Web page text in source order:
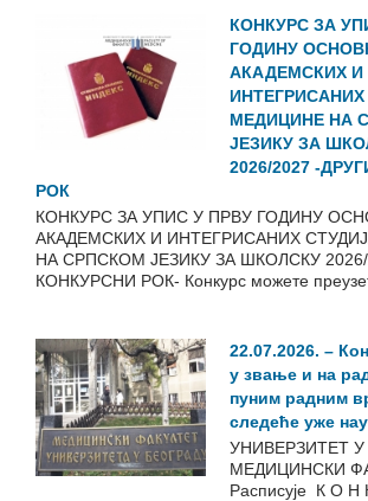
КОНКУРС ЗА
ГОДИНУ
АКАДЕМСКИХ И
ИНТЕГРИСАНИХ
МЕДИЦИНЕ НА
ЈЕЗИКУ ЗА
2026/2027 -
РОК
КОНКУРС ЗА УПИС У ПРВУ ГОДИНУ
АКАДЕМСКИХ И ИНТЕГРИСАНИХ
НА СРПСКОМ ЈЕЗИКУ ЗА ШКОЛСКУ 2026/
КОНКУРСНИ РОК- Конкурс можете
22.07.2026. –
у звање и на
пуним радним
следеће уже
УНИВЕРЗИТЕТ У
МЕДИЦИНСКИ
Расписује К О Н